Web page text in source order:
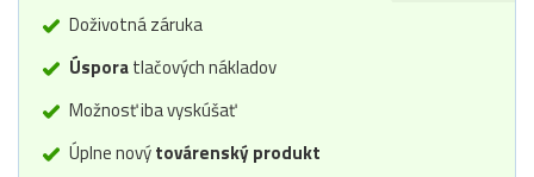
Doživotná záruka
Úsporatlačových nákladov
Možnosť iba vyskúšať
Úplne novýtovárenský produkt